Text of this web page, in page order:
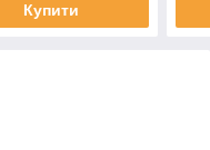
Купити